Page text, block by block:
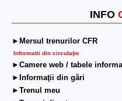
INFO
►Mersul trenurilor CFR
Informatii din circulaţie
►Camere web / tabele
►Informaţii din gări
►Trenul meu